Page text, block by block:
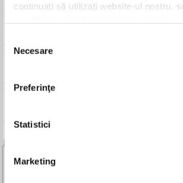
continuați să utilizați website-ul nostru,
consimțământului
Necesare
Preferinţe
Statistici
Marketing